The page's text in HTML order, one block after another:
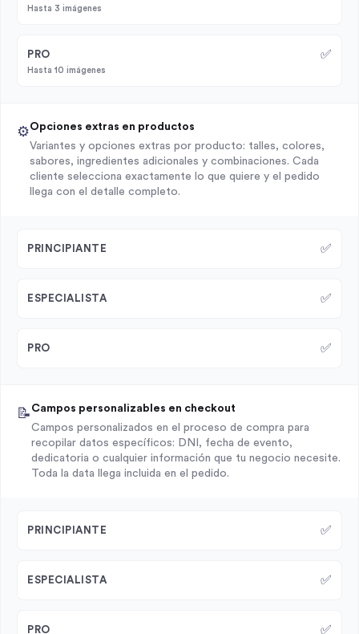
Hasta 3 imágenes
PRO ✅
Hasta 10 imágenes
⚙️Opciones extras en productos
Variantes y opciones extras por producto: talles, colores,
sabores, ingredientes adicionales y combinaciones. Cada
cliente selecciona exactamente lo que quiere y el pedido
llega con el detalle completo.
PRINCIPIANTE ✅
ESPECIALISTA ✅
PRO ✅
📝 Campos personalizables en checkout
Campos personalizados en el proceso de compra para
recopilar datos específicos: DNI, fecha de evento,
dedicatoria o cualquier información que tu negocio necesite.
Toda la data llega incluida en el pedido.
PRINCIPIANTE ✅
ESPECIALISTA ✅
PRO ✅